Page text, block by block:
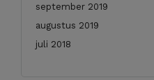
september 2019
augustus 2019
juli 2018